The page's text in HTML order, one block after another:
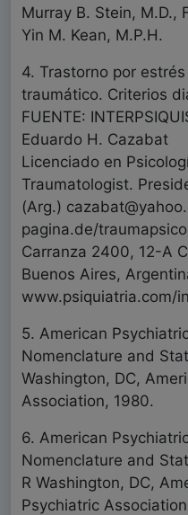
Murray B. Stein, M.D.,
Yin M. Kean, M.P.H.
4. Trastorno por
traumático. Criterios
FUENTE:
Eduardo H. Cazabat
Licenciado en
Traumatologist.
(Arg.)
pagina.de/
Carranza 2400, 12-A
Buenos Aires,
www.psiquiatria.com/
5. American
Nomenclature and
Washington, DC,
Association, 1980.
6. American
Nomenclature and
R Washington, DC,
Psychiatric